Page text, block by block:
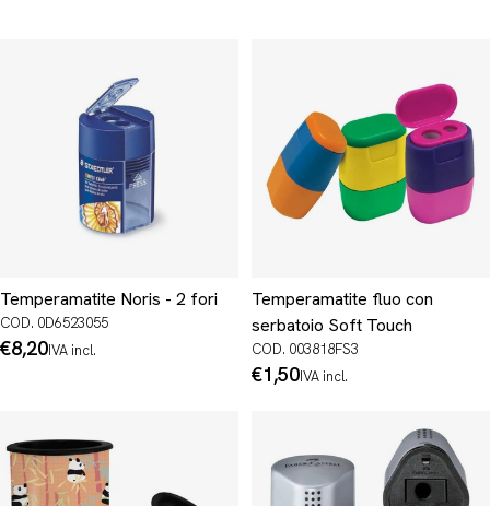
Temperamatite Noris - 2 fori
COD. 0D6523055
Prezzo
€8,20IVA incl.
Temperamatite fluo con
serbatoio Soft Touch
COD. 003818FS3
Prezzo
€1,50IVA incl.